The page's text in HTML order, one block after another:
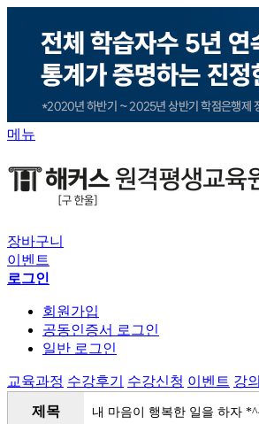
메뉴
장바구니
이벤트
로그인
회원가입
공동인증서 로그인
일반 로그인
교육과정 수강후기 수강신청 이벤트 강
제목
내 마음이 행복한 일을 하자